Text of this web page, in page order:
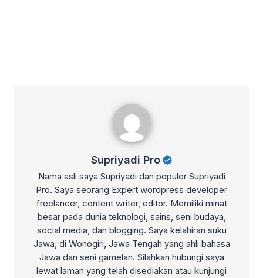
Supriyadi Pro
Nama asli saya Supriyadi dan populer Supriyadi
Pro. Saya seorang Expert wordpress developer
freelancer, content writer, editor. Memiliki minat
besar pada dunia teknologi, sains, seni budaya,
social media, dan blogging. Saya kelahiran suku
Jawa, di Wonogiri, Jawa Tengah yang ahli bahasa
Jawa dan seni gamelan. Silahkan hubungi saya
lewat laman yang telah disediakan atau kunjungi